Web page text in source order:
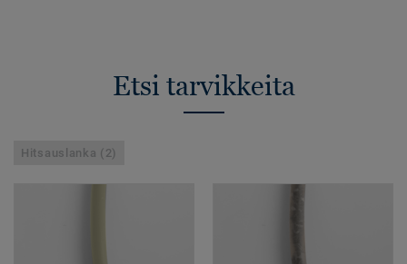
Etsi tarvikkeita
Hitsauslanka (2)